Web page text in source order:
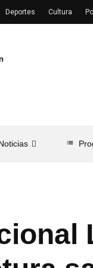
list
Deportes Cultura